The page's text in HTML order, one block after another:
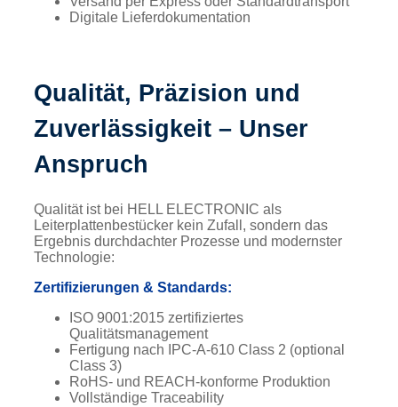
Digitale Lieferdokumentation
Qualität, Präzision und
Zuverlässigkeit – Unser
Anspruch
Qualität ist bei HELL ELECTRONIC als
Leiterplattenbestücker kein Zufall, sondern das
Ergebnis durchdachter Prozesse und modernster
Technologie:
Zertifizierungen & Standards:
ISO 9001:2015 zertifiziertes
Qualitätsmanagement
Fertigung nach IPC-A-610 Class 2 (optional
Class 3)
RoHS- und REACH-konforme Produktion
Vollständige Traceability